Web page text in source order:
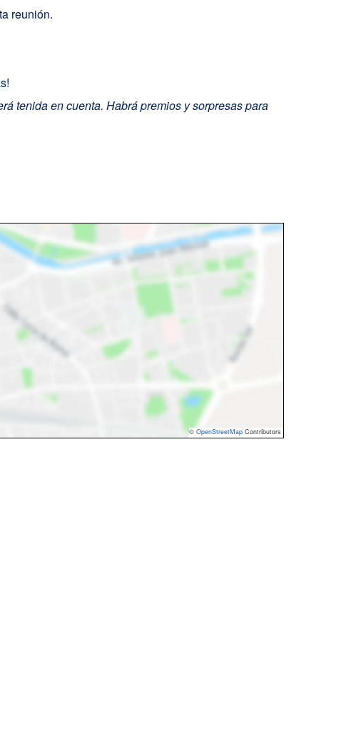
reunión.
tenida en cuenta. Habrá premios y sorpresas para
© OpenStreetMap Contributors